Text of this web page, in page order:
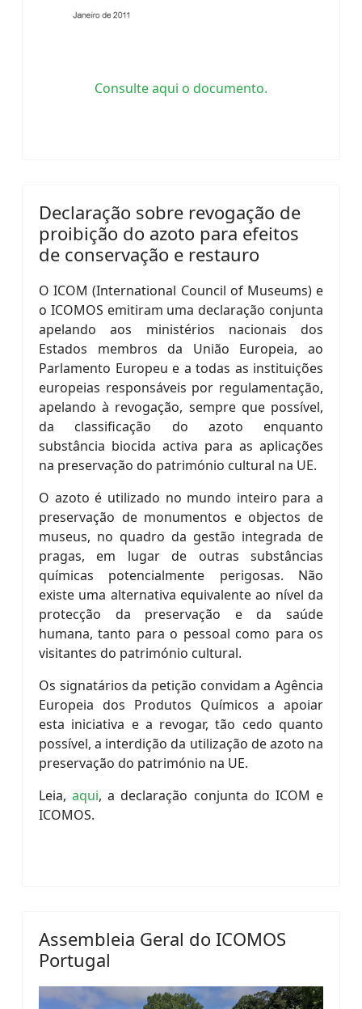
Consulte aqui o documento.
Declaração sobre revogação de
proibição do azoto para efeitos
de conservação e restauro
O ICOM (International Council of Museums) e
o ICOMOS emitiram uma declaração conjunta
apelando aos ministérios nacionais dos
Estados membros da União Europeia, ao
Parlamento Europeu e a todas as instituições
europeias responsáveis por regulamentação,
apelando à revogação, sempre que possível,
da classificação do azoto enquanto
substância biocida activa para as aplicações
na preservação do património cultural na UE.
O azoto é utilizado no mundo inteiro para a
preservação de monumentos e objectos de
museus, no quadro da gestão integrada de
pragas, em lugar de outras substâncias
químicas potencialmente perigosas. Não
existe uma alternativa equivalente ao nível da
protecção da preservação e da saúde
humana, tanto para o pessoal como para os
visitantes do património cultural.
Os signatários da petição convidam a Agência
Europeia dos Produtos Químicos a apoiar
esta iniciativa e a revogar, tão cedo quanto
possível, a interdição da utilização de azoto na
preservação do património na UE.
Leia,aqui, a declaração conjunta do ICOM e
ICOMOS.
Assembleia Geral do ICOMOS
Portugal